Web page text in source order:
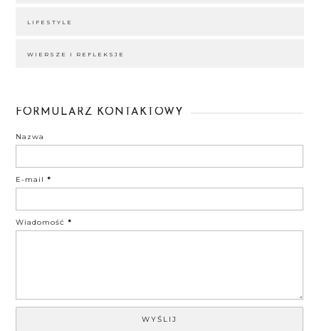
LIFESTYLE
WIERSZE I REFLEKSJE
FORMULARZ KONTAKTOWY
Nazwa
E-mail*
Wiadomość*